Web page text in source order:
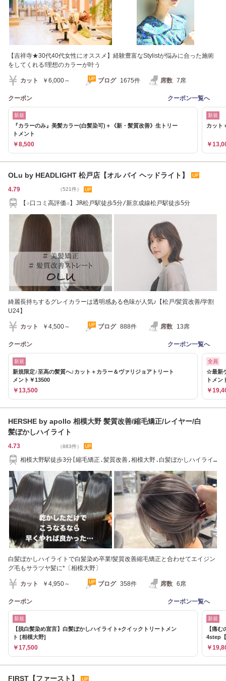
【吉祥寺★30代40代女性にオススメ】経験豊富なStylistが悩みに合った施術
をしてくれる!理想のカラーが叶う
カット ￥6,000～ ブログ 1675件 席数 7席
クーポン クーポン一覧へ
新規
『カラーのみ』美髪カラー(白髪染可)＋《新・髪質改善》生トリー
トメント
￥8,500
新規
カット
￥
OLu by HEADLIGHT 松戸店【オル バイ ヘッドライト】
4.79 （521件）
【☆口コミ高評価☆】JR松戸駅徒歩5分/新京成線松戸駅徒歩5分
綺麗長持ちするグレイカラーは透明感ある色味が人気♪【松戸/髪質改善/学割
U24】
カット ￥4,500～ ブログ 888件 席数 13席
クーポン クーポン一覧へ
新規
新規限定♪至高の髪質へ♪カット＋カラー＆ヴァリジョアトリート
メント￥13500
￥13,500
全員
☆最新
トメン
￥
HERSHE by apollo 相模大野 髪質改善/縮毛矯正/レイヤー/白
髪ぼかしハイライト
4.73 （883件）
相模大野駅徒歩3分[縮毛矯正.髪質改善,相模大野.白髪ぼかしハイライ
白髪ぼかしハイライトで白髪染め卒業!髪質改善縮毛矯正と合わせてエイジン
グ毛もサラツヤ髪に*〔相模大野〕
カット ￥4,950～ ブログ 358件 席数 6席
クーポン クーポン一覧へ
新規
【脱白髪染め宣言】白髪ぼかしハイライト+クイックトリートメン
ト [相模大野]
￥17,500
新規
【痛
4step
￥
FIRST【ファースト】